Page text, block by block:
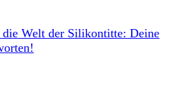
die Welt der Silikontitte: Deine